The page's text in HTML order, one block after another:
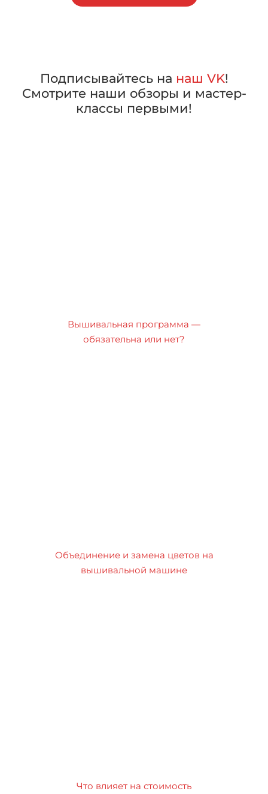
Подписывайтесь на наш VK!
Смотрите наши обзоры и мастер-
классы первыми!
Вышивальная программа —
обязательна или нет?
Объединение и замена цветов на
вышивальной машине
Что влияет на стоимость